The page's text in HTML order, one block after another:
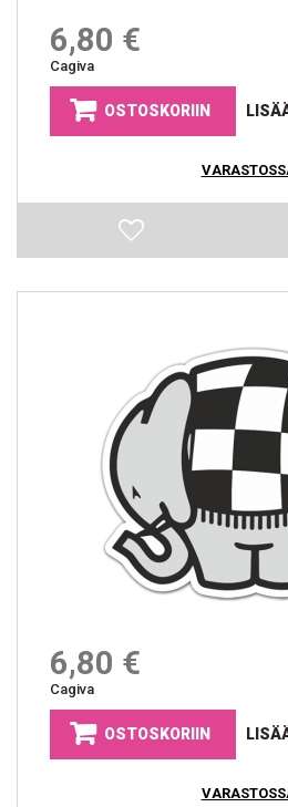
6,80 €
Cagiva
OSTOSKORIIN
6,80 €
Cagiva
OSTOSKORIIN